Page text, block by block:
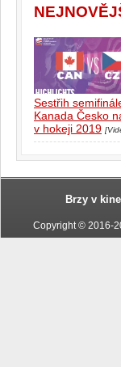
Sestřih
Kanada Česko
v hokeji 2019
Brzy v
Copyright © 2016-